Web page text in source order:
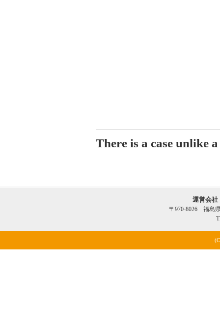
There is a case unlike
運営会
〒970-8026 福島